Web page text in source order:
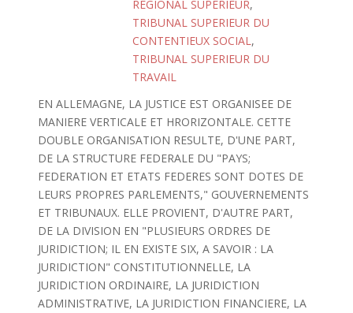
REGIONAL SUPERIEUR,
TRIBUNAL SUPERIEUR DU
CONTENTIEUX SOCIAL,
TRIBUNAL SUPERIEUR DU
TRAVAIL
EN ALLEMAGNE, LA JUSTICE EST ORGANISEE DE
MANIERE VERTICALE ET HRORIZONTALE. CETTE
DOUBLE ORGANISATION RESULTE, D'UNE PART,
DE LA STRUCTURE FEDERALE DU "PAYS;
FEDERATION ET ETATS FEDERES SONT DOTES DE
LEURS PROPRES PARLEMENTS," GOUVERNEMENTS
ET TRIBUNAUX. ELLE PROVIENT, D'AUTRE PART,
DE LA DIVISION EN "PLUSIEURS ORDRES DE
JURIDICTION; IL EN EXISTE SIX, A SAVOIR : LA
JURIDICTION" CONSTITUTIONNELLE, LA
JURIDICTION ORDINAIRE, LA JURIDICTION
ADMINISTRATIVE, LA JURIDICTION FINANCIERE, LA